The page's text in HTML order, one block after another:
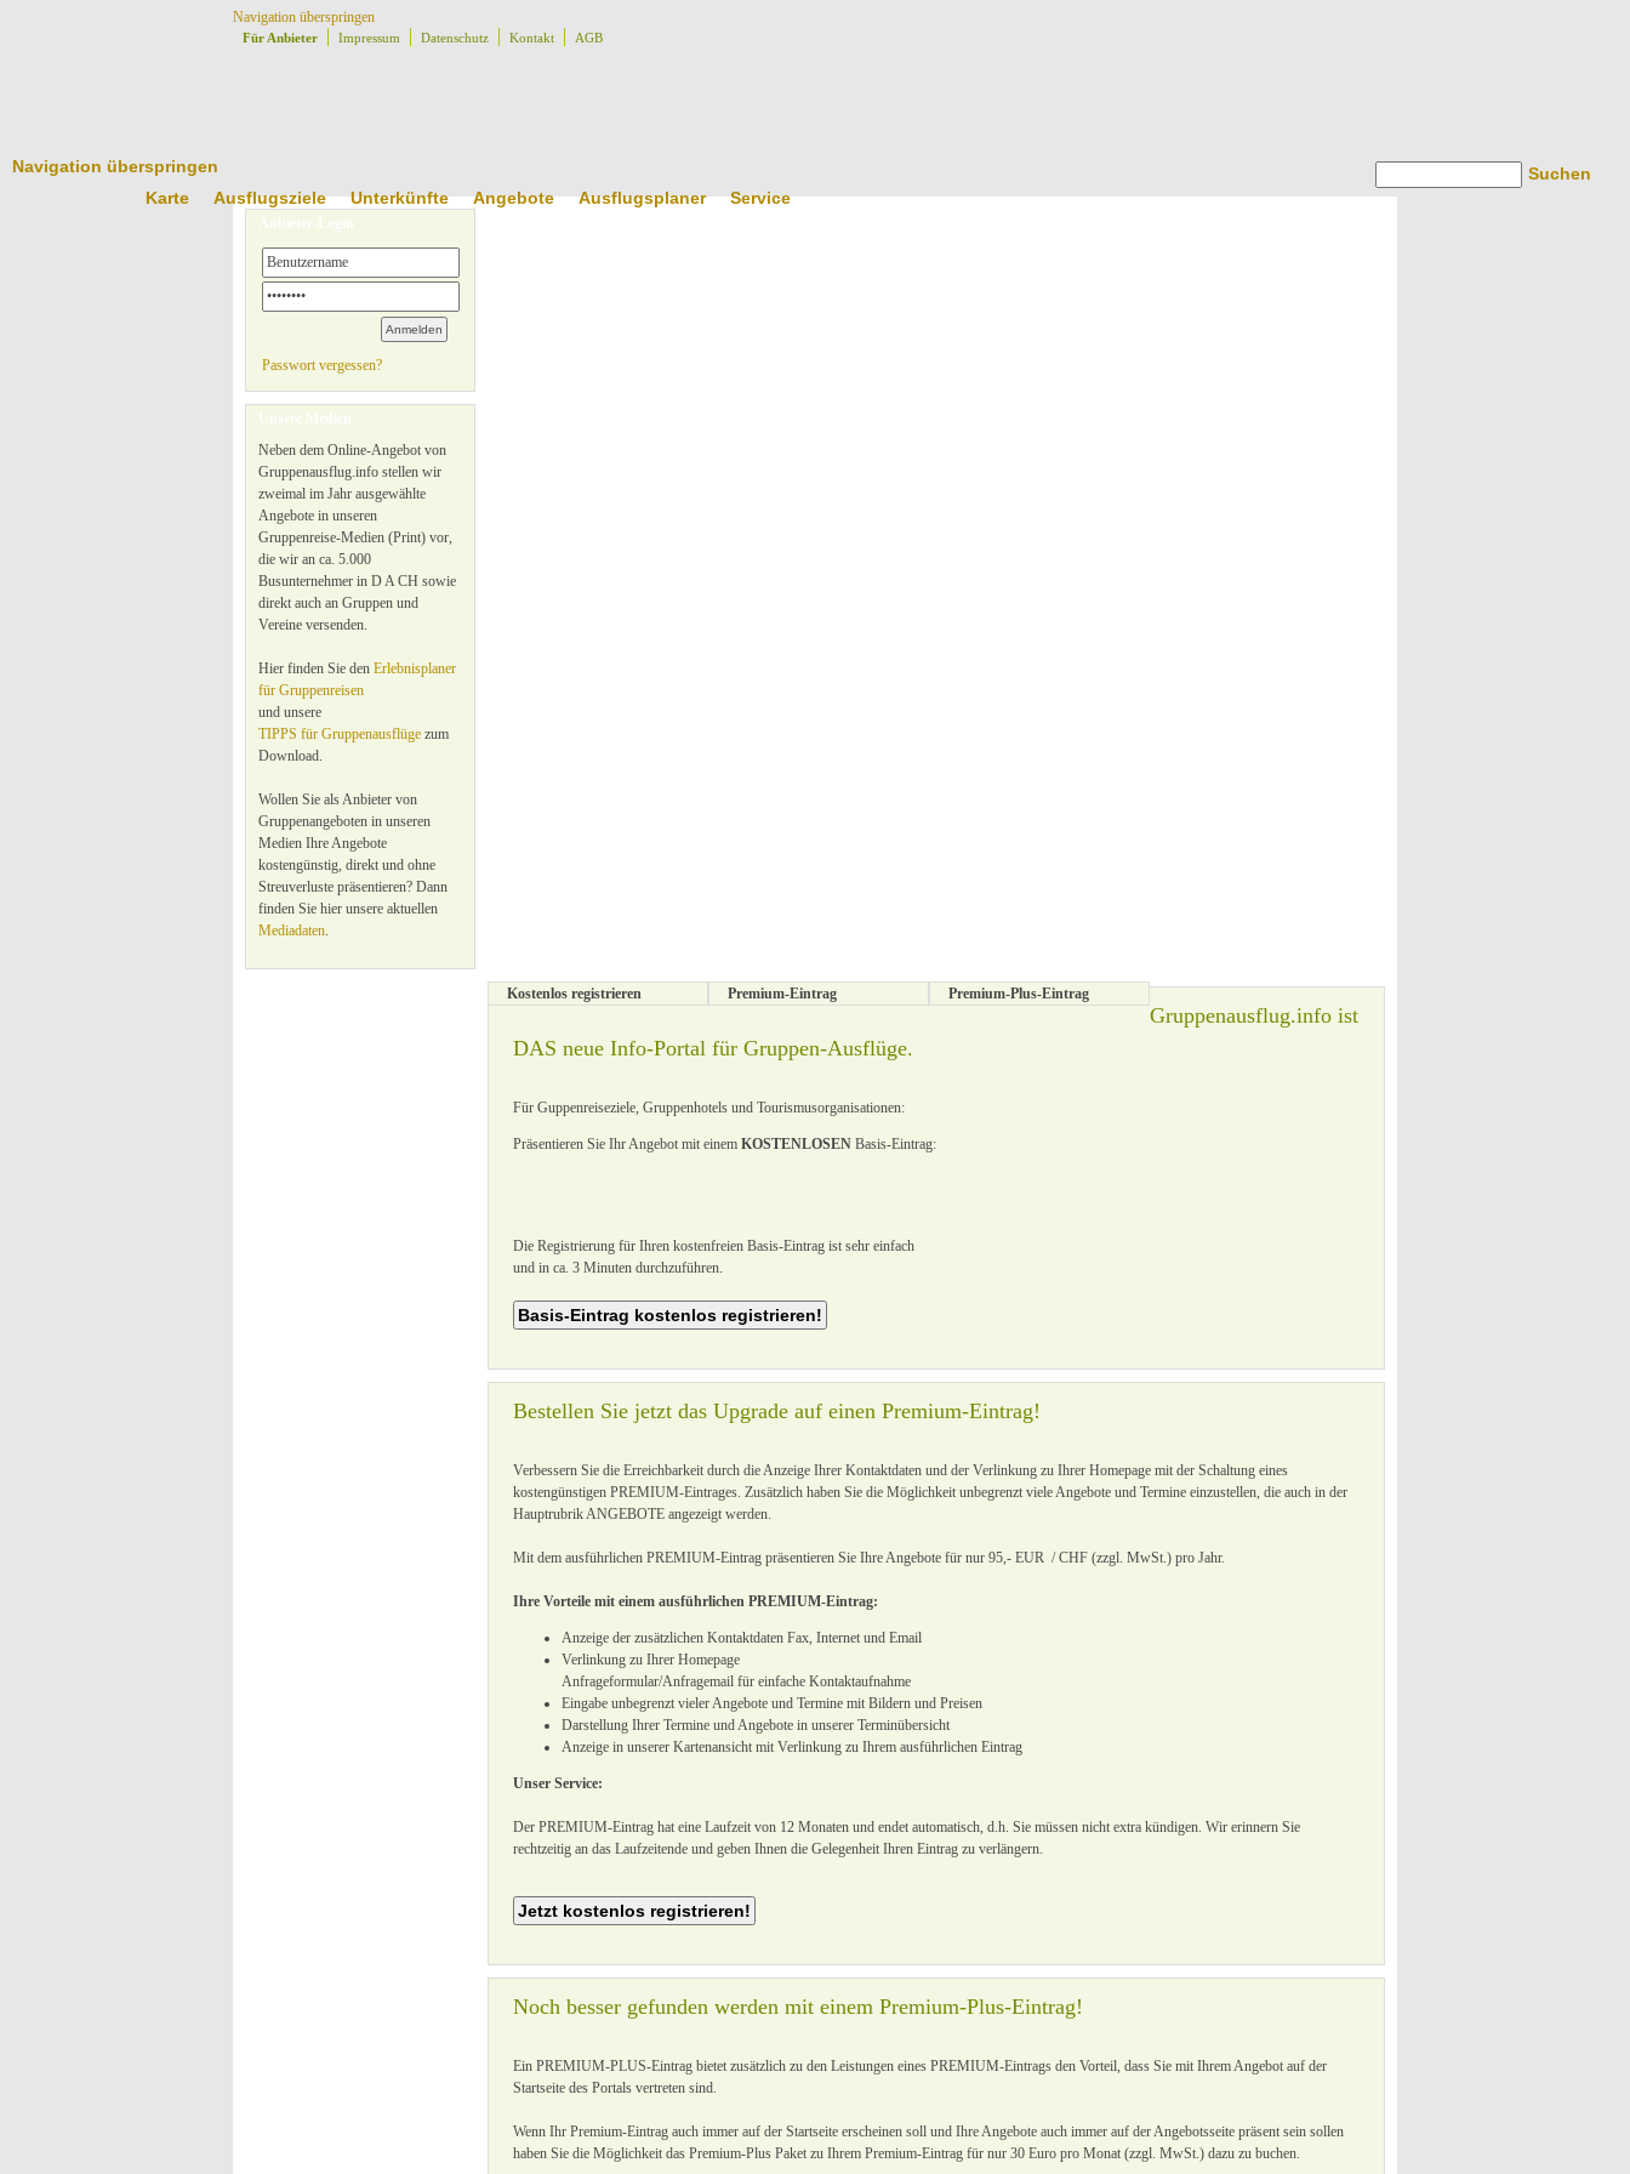
Navigation überspringen
Für Anbieter Impressum Datenschutz Kontakt AGB
Navigation überspringen
Karte
Ausflugsziele Unterkünfte Angebote Ausflugsplaner Service
Anbieter-Login
Passwort vergessen?
Unsere Medien
Neben dem Online-Angebot von
Gruppenausflug.info stellen wir
zweimal im Jahr ausgewählte
Angebote in unseren
Gruppenreise-Medien (Print) vor,
die wir an ca. 5.000
Busunternehmer in D A CH sowie
direkt auch an Gruppen und
Vereine versenden.
Hier finden Sie den Erlebnisplaner
für Gruppenreisen
und unsere
TIPPS für Gruppenausflüge zum
Download.
Wollen Sie als Anbieter von
Gruppenangeboten in unseren
Medien Ihre Angebote
kostengünstig, direkt und ohne
Streuverluste präsentieren? Dann
finden Sie hier unsere aktuellen
Mediadaten.
Kostenlos registrieren Premium-Eintrag Premium-Plus-Eintrag
Gruppenausflug.info ist
DAS neue Info-Portal für Gruppen-Ausflüge.
Für Guppenreiseziele, Gruppenhotels und Tourismusorganisationen:
Präsentieren Sie Ihr Angebot mit einem KOSTENLOSEN Basis-Eintrag:
Die Registrierung für Ihren kostenfreien Basis-Eintrag ist sehr einfach
und in ca. 3 Minuten durchzuführen.
Bestellen Sie jetzt das Upgrade auf einen Premium-Eintrag!
Verbessern Sie die Erreichbarkeit durch die Anzeige Ihrer Kontaktdaten und der Verlinkung zu Ihrer Homepage mit der Schaltung eines
kostengünstigen PREMIUM-Eintrages. Zusätzlich haben Sie die Möglichkeit unbegrenzt viele Angebote und Termine einzustellen, die auch in der
Hauptrubrik ANGEBOTE angezeigt werden.
Mit dem ausführlichen PREMIUM-Eintrag präsentieren Sie Ihre Angebote für nur 95,- EUR / CHF (zzgl. MwSt.) pro Jahr.
Ihre Vorteile mit einem ausführlichen PREMIUM-Eintrag:
Anzeige der zusätzlichen Kontaktdaten Fax, Internet und Email
Verlinkung zu Ihrer Homepage
Anfrageformular/Anfragemail für einfache Kontaktaufnahme
Eingabe unbegrenzt vieler Angebote und Termine mit Bildern und Preisen
Darstellung Ihrer Termine und Angebote in unserer Terminübersicht
Anzeige in unserer Kartenansicht mit Verlinkung zu Ihrem ausführlichen Eintrag
Unser Service:
Der PREMIUM-Eintrag hat eine Laufzeit von 12 Monaten und endet automatisch, d.h. Sie müssen nicht extra kündigen. Wir erinnern Sie
rechtzeitig an das Laufzeitende und geben Ihnen die Gelegenheit Ihren Eintrag zu verlängern.
Noch besser gefunden werden mit einem Premium-Plus-Eintrag!
Ein PREMIUM-PLUS-Eintrag bietet zusätzlich zu den Leistungen eines PREMIUM-Eintrags den Vorteil, dass Sie mit Ihrem Angebot auf der
Startseite des Portals vertreten sind.
Wenn Ihr Premium-Eintrag auch immer auf der Startseite erscheinen soll und Ihre Angebote auch immer auf der Angebotsseite präsent sein sollen
haben Sie die Möglichkeit das Premium-Plus Paket zu Ihrem Premium-Eintrag für nur 30 Euro pro Monat (zzgl. MwSt.) dazu zu buchen.